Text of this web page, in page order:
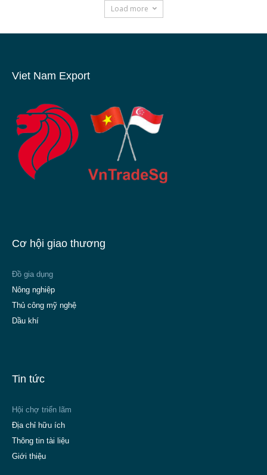
Load more
Viet Nam Export
Cơ hội giao thương
Đồ gia dụng
Nông nghiệp
Thủ công mỹ nghệ
Dầu khí
Tin tức
Hội chợ triển lãm
Địa chỉ hữu ích
Thông tin tài liệu
Giới thiệu